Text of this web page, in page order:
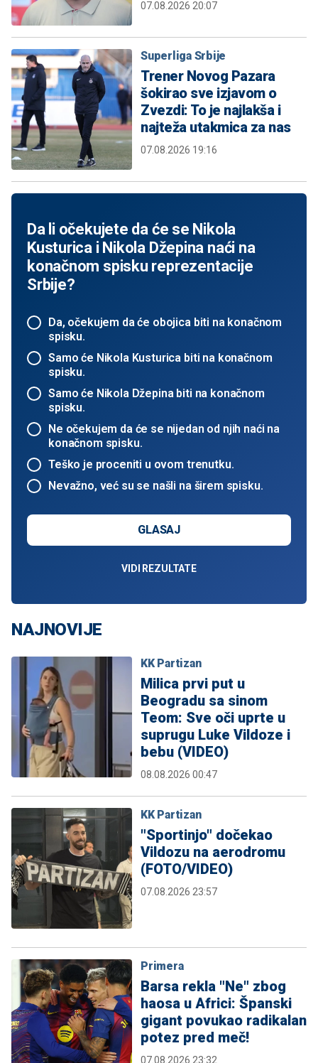
07.08.2026 20:07
Superliga Srbije
Trener Novog Pazara
šokirao sve izjavom o
Zvezdi: To je najlakša i
najteža utakmica za nas
07.08.2026 19:16
Da li očekujete da će se Nikola
Kusturica i Nikola Džepina naći na
konačnom spisku reprezentacije
Srbije?
Da, očekujem da će obojica biti na konačnom
spisku.
Samo će Nikola Kusturica biti na konačnom
spisku.
Samo će Nikola Džepina biti na konačnom
spisku.
Ne očekujem da će se nijedan od njih naći na
konačnom spisku.
Teško je proceniti u ovom trenutku.
Nevažno, već su se našli na širem spisku.
GLASAJ
VIDI REZULTATE
NAJNOVIJE
KK Partizan
Milica prvi put u
Beogradu sa sinom
Teom: Sve oči uprte u
suprugu Luke Vildoze i
bebu (VIDEO)
08.08.2026 00:47
KK Partizan
"Sportinjo" dočekao
Vildozu na aerodromu
(FOTO/VIDEO)
07.08.2026 23:57
Primera
Barsa rekla "Ne" zbog
haosa u Africi: Španski
gigant povukao radikalan
potez pred meč!
07.08.2026 23:32